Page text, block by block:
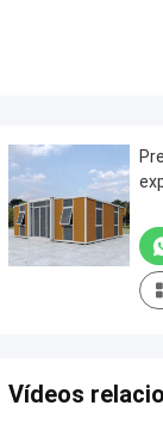
Vídeos